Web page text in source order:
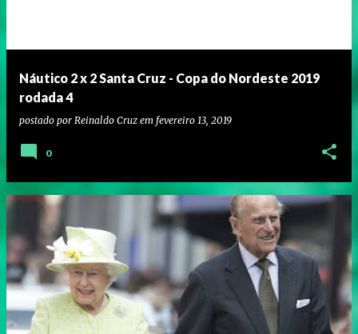
Náutico 2 x 2 Santa Cruz - Copa do Nordeste 2019
rodada 4
postado por Reinaldo Cruz em fevereiro 13, 2019
0